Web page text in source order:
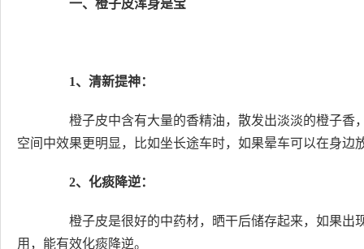
一、橙子皮浑身是宝
1、清新提神：
橙子皮中含有大量的香精油，散发出淡淡的橙子香
空间中效果更明显，比如坐长途车时，如果晕车可以在身边
2、化痰降逆：
橙子皮是很好的中药材，晒干后储存起来，如果出
用，能有效化痰降逆。